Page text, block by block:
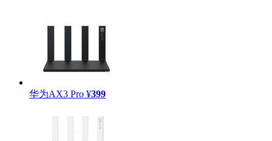
华为AX3 Pro ¥399